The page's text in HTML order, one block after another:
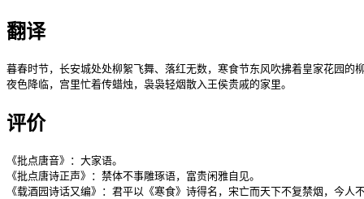
翻译
暮春时节，长安城处处柳絮飞舞、落红无数，寒食节东风吹拂着皇家花园的
夜色降临，宫里忙着传蜡烛，袅袅轻烟散入王侯贵戚的家里。
评价
《批点唐音》：大家语。
《批点唐诗正声》：禁体不事雕琢语，富贵闲雅自见。
《载酒园诗话又编》：君平以《寒食》诗得名，宋亡而天下不复禁烟，今